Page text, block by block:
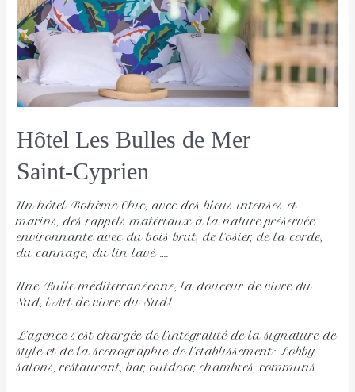
Hôtel Les Bulles de Mer
Saint-Cyprien
Un hôtel Bohème Chic, avec des bleus intenses et
marins, des rappels matériaux à la nature préservée
environnante avec du bois brut, de l’osier, de la corde,
du cannage, du lin lavé ….
Une Bulle méditerranéenne, la douceur de vivre du
Sud, l’Art de vivre du Sud!
L’agence s’est chargée de l’intégralité de la signature de
style et de la scénographie de l’établissement: Lobby,
salons, restaurant, bar, outdoor, chambres, communs.